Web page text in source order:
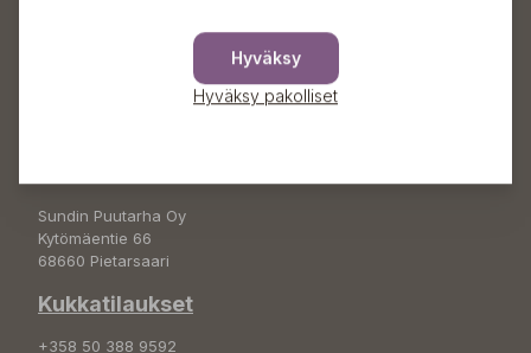
Sundin Puutarha Oy
Kytömäentie 66
68660 Pietarsaari
Kukkatilaukset
+358 50 388 9592
Hyväksy
Hyväksy pakolliset